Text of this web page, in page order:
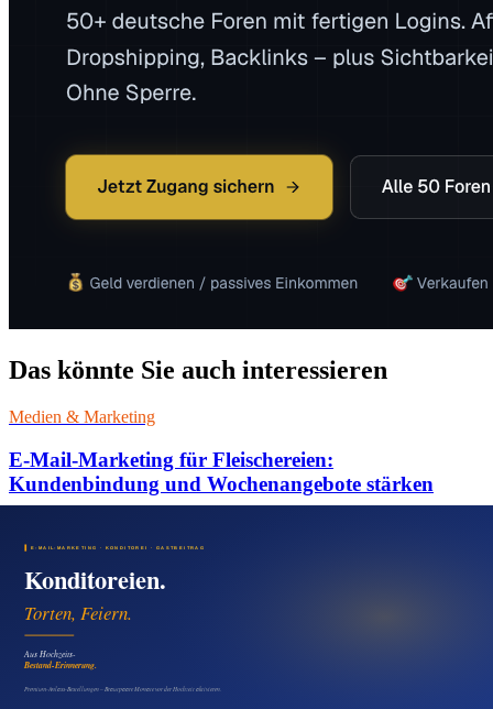
Das könnte Sie auch interessieren
Medien & Marketing
E-Mail-Marketing für Fleischereien:
Kundenbindung und Wochenangebote stärken
Foodtruck Presseartikel für neue Standorte und
Events
07. August 2026